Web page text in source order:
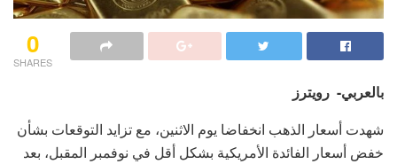
0
SHARES
بالعربي- رويترز
شهدت أسعار الذهب انخفاضا يوم الاثنين، مع تزايد التوقعات بشأن
خفض أسعار الفائدة الأمريكية بشكل أقل في نوفمبر المقبل، بعد